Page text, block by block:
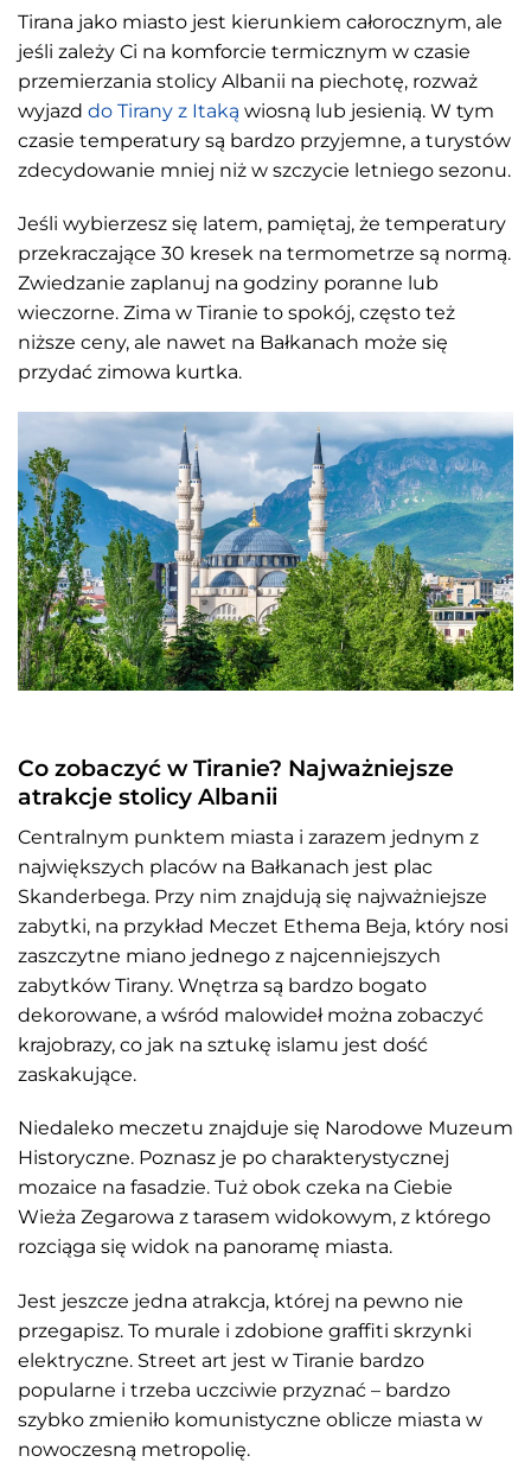
Tirana jako miasto jest kierunkiem całorocznym, ale
jeśli zależy Ci na komforcie termicznym w czasie
przemierzania stolicy Albanii na piechotę, rozważ
wyjazd do Tirany z Itaką wiosną lub jesienią. W tym
czasie temperatury są bardzo przyjemne, a turystów
zdecydowanie mniej niż w szczycie letniego sezonu.
Jeśli wybierzesz się latem, pamiętaj, że temperatury
przekraczające 30 kresek na termometrze są normą.
Zwiedzanie zaplanuj na godziny poranne lub
wieczorne. Zima w Tiranie to spokój, często też
niższe ceny, ale nawet na Bałkanach może się
przydać zimowa kurtka.
Co zobaczyć w Tiranie? Najważniejsze
atrakcje stolicy Albanii
Centralnym punktem miasta i zarazem jednym z
największych placów na Bałkanach jest plac
Skanderbega. Przy nim znajdują się najważniejsze
zabytki, na przykład Meczet Ethema Beja, który nosi
zaszczytne miano jednego z najcenniejszych
zabytków Tirany. Wnętrza są bardzo bogato
dekorowane, a wśród malowideł można zobaczyć
krajobrazy, co jak na sztukę islamu jest dość
zaskakujące.
Niedaleko meczetu znajduje się Narodowe Muzeum
Historyczne. Poznasz je po charakterystycznej
mozaice na fasadzie. Tuż obok czeka na Ciebie
Wieża Zegarowa z tarasem widokowym, z którego
rozciąga się widok na panoramę miasta.
Jest jeszcze jedna atrakcja, której na pewno nie
przegapisz. To murale i zdobione graffiti skrzynki
elektryczne. Street art jest w Tiranie bardzo
popularne i trzeba uczciwie przyznać – bardzo
szybko zmieniło komunistyczne oblicze miasta w
nowoczesną metropolię.